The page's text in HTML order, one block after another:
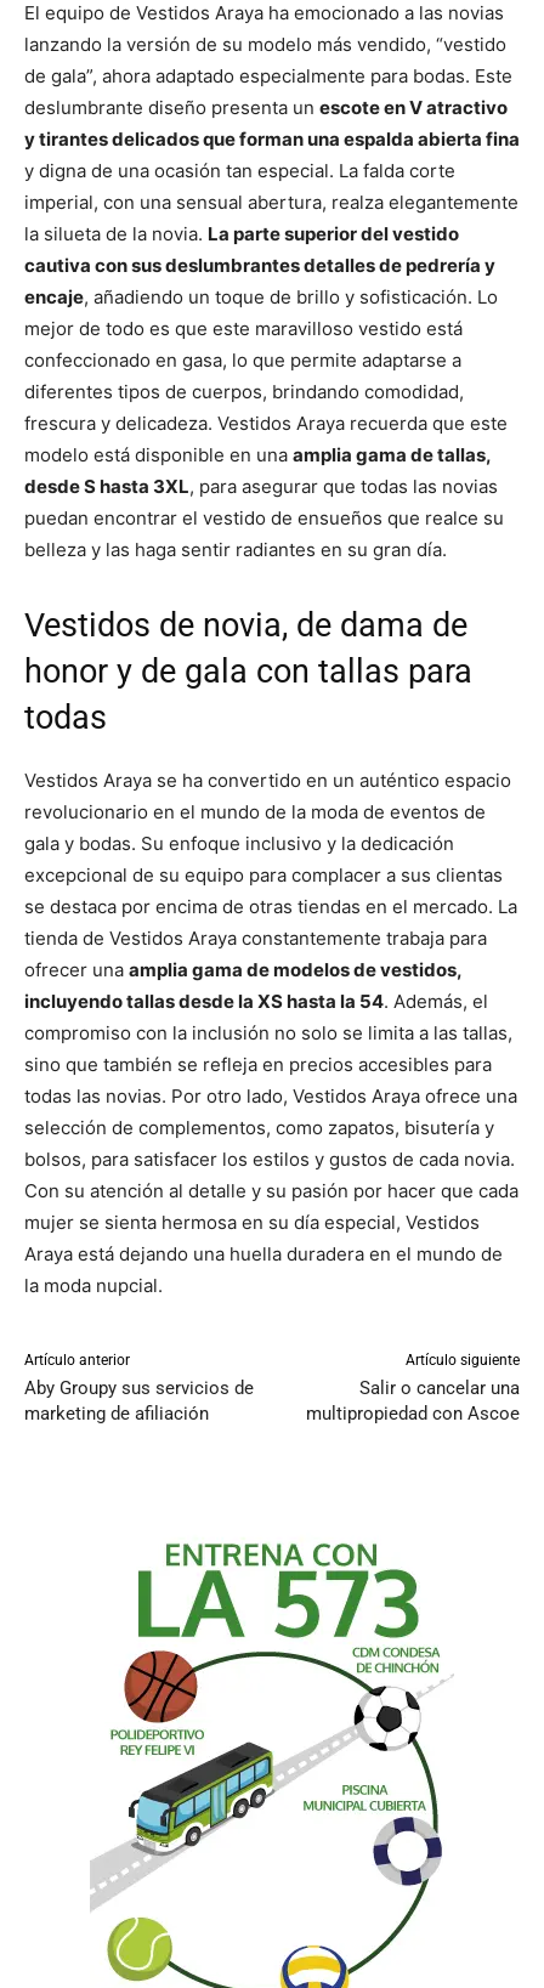
El equipo de Vestidos Araya ha emocionado a las novias
lanzando la versión de su modelo más vendido, “vestido
de gala”, ahora adaptado especialmente para bodas. Este
deslumbrante diseño presenta un escote en V atractivo
y tirantes delicados que forman una espalda abierta fina
y digna de una ocasión tan especial. La falda corte
imperial, con una sensual abertura, realza elegantemente
la silueta de la novia. La parte superior del vestido
cautiva con sus deslumbrantes detalles de pedrería y
encaje, añadiendo un toque de brillo y sofisticación. Lo
mejor de todo es que este maravilloso vestido está
confeccionado en gasa, lo que permite adaptarse a
diferentes tipos de cuerpos, brindando comodidad,
frescura y delicadeza. Vestidos Araya recuerda que este
modelo está disponible en una amplia gama de tallas,
desde S hasta 3XL, para asegurar que todas las novias
puedan encontrar el vestido de ensueños que realce su
belleza y las haga sentir radiantes en su gran día.
Vestidos de novia, de dama de
honor y de gala con tallas para
todas
Vestidos Araya se ha convertido en un auténtico espacio
revolucionario en el mundo de la moda de eventos de
gala y bodas. Su enfoque inclusivo y la dedicación
excepcional de su equipo para complacer a sus clientas
se destaca por encima de otras tiendas en el mercado. La
tienda de Vestidos Araya constantemente trabaja para
ofrecer una amplia gama de modelos de vestidos,
incluyendo tallas desde la XS hasta la 54. Además, el
compromiso con la inclusión no solo se limita a las tallas,
sino que también se refleja en precios accesibles para
todas las novias. Por otro lado, Vestidos Araya ofrece una
selección de complementos, como zapatos, bisutería y
bolsos, para satisfacer los estilos y gustos de cada novia.
Con su atención al detalle y su pasión por hacer que cada
mujer se sienta hermosa en su día especial, Vestidos
Araya está dejando una huella duradera en el mundo de
la moda nupcial.
Artículo anterior
Aby Groupy sus servicios de
marketing de afiliación
Artículo siguiente
Salir o cancelar una
multipropiedad con Ascoe